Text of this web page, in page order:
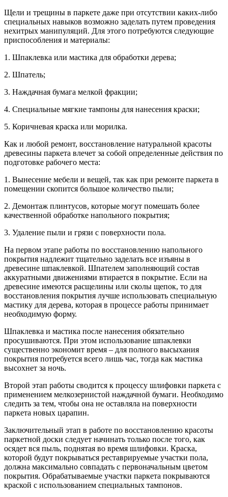
Щели и трещины в паркете даже при отсутствии каких-либо
специальных навыков возможно заделать путем проведения
нехитрых манипуляций. Для этого потребуются следующие
приспособления и материалы:
1. Шпаклевка или мастика для обработки дерева;
2. Шпатель;
3. Наждачная бумага мелкой фракции;
4. Специальные мягкие тампоны для нанесения краски;
5. Коричневая краска или морилка.
Как и любой ремонт, восстановление натуральной красоты
древесины паркета влечет за собой определенные действия по
подготовке рабочего места:
1. Вынесение мебели и вещей, так как при ремонте паркета в
помещении скопится большое количество пыли;
2. Демонтаж плинтусов, которые могут помешать более
качественной обработке напольного покрытия;
3. Удаление пыли и грязи с поверхности пола.
На первом этапе работы по восстановлению напольного
покрытия надлежит тщательно заделать все изъяны в
древесине шпаклевкой. Шпателем заполняющий состав
аккуратными движениями втирается в покрытие. Если на
древесине имеются расщелины или сколы щепок, то для
восстановления покрытия лучше использовать специальную
мастику для дерева, которая в процессе работы принимает
необходимую форму.
Шпаклевка и мастика после нанесения обязательно
просушиваются. При этом использование шпаклевки
существенно экономит время – для полного высыхания
покрытия потребуется всего лишь час, тогда как мастика
высохнет за ночь.
Второй этап работы сводится к процессу шлифовки паркета с
применением мелкозернистой наждачной бумаги. Необходимо
следить за тем, чтобы она не оставляла на поверхности
паркета новых царапин.
Заключительный этап в работе по восстановлению красоты
паркетной доски следует начинать только после того, как
осядет вся пыль, поднятая во время шлифовки. Краска,
которой будут покрываться реставрируемые участки пола,
должна максимально совпадать с первоначальным цветом
покрытия. Обрабатываемые участки паркета покрываются
краской с использованием специальных тампонов.